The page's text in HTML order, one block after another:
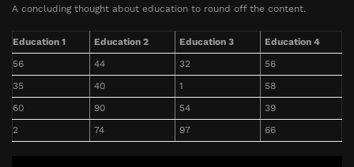
A concluding thought about education to round off the content.
Education 1 Education 2 Education 3
Education 4
56
44 32
56
35
40 1
58
60
90 54
39
2
74 97 66